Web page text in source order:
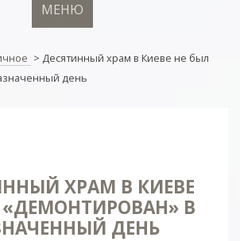
МЕНЮ
> Десятинный храм в Киеве не был
день
ХРАМ В КИЕВЕ
В
ДЕНЬ